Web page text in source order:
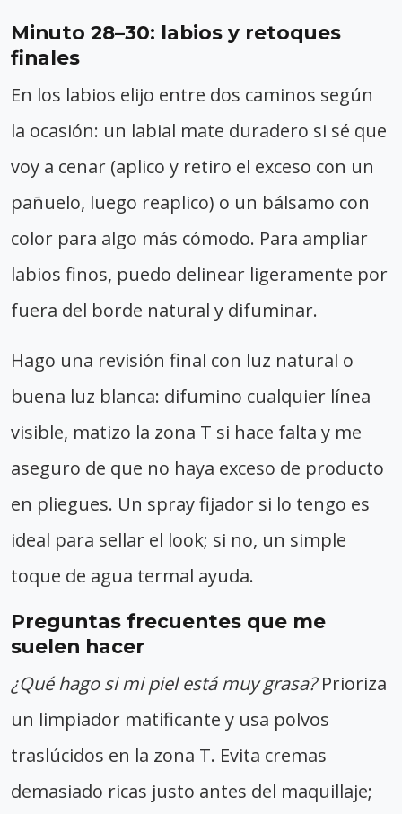
Minuto 28–30: labios y retoques
finales
En los labios elijo entre dos caminos según
la ocasión: un labial mate duradero si sé que
voy a cenar (aplico y retiro el exceso con un
pañuelo, luego reaplico) o un bálsamo con
color para algo más cómodo. Para ampliar
labios finos, puedo delinear ligeramente por
fuera del borde natural y difuminar.
Hago una revisión final con luz natural o
buena luz blanca: difumino cualquier línea
visible, matizo la zona T si hace falta y me
aseguro de que no haya exceso de producto
en pliegues. Un spray fijador si lo tengo es
ideal para sellar el look; si no, un simple
toque de agua termal ayuda.
Preguntas frecuentes que me
suelen hacer
¿Qué hago si mi piel está muy grasa?Prioriza
un limpiador matificante y usa polvos
traslúcidos en la zona T. Evita cremas
demasiado ricas justo antes del maquillaje;